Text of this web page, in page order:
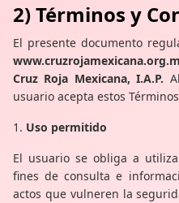
2) Términos y
El presente documento
Cruz Roja Mexicana, I.A.P.
usuario acepta estos
1. Uso permitido
El usuario se obliga a
fines de consulta e
actos que vulneren la